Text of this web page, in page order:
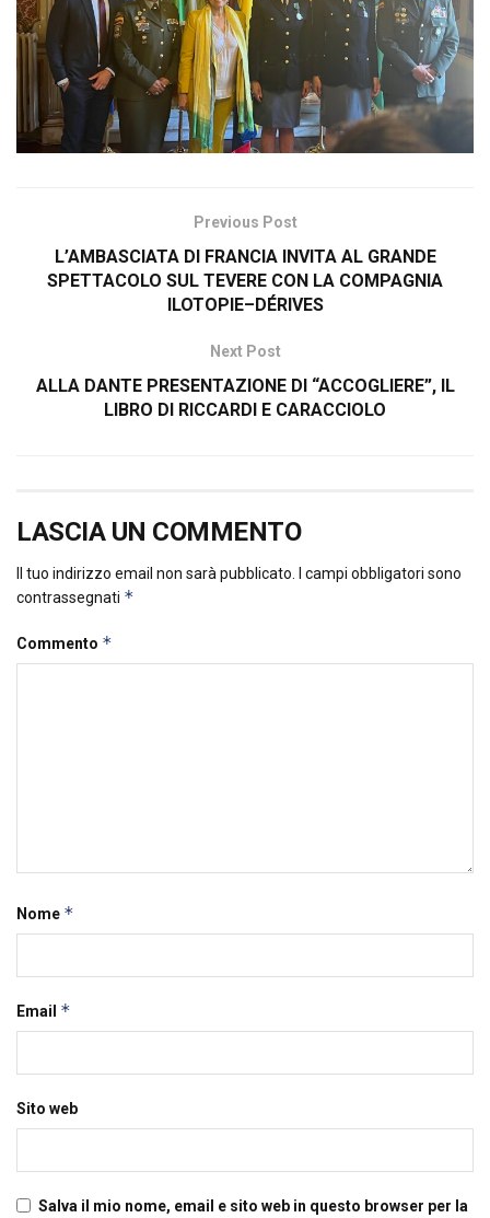
Previous Post
L’AMBASCIATA DI FRANCIA INVITA AL GRANDE
SPETTACOLO SUL TEVERE CON LA COMPAGNIA
ILOTOPIE–DÉRIVES
Next Post
ALLA DANTE PRESENTAZIONE DI “ACCOGLIERE”, IL
LIBRO DI RICCARDI E CARACCIOLO
LASCIA UN COMMENTO
Il tuo indirizzo email non sarà pubblicato. I campi obbligatori sono
contrassegnati *
Commento *
Nome *
Email *
Sito web
Salva il mio nome, email e sito web in questo browser per la